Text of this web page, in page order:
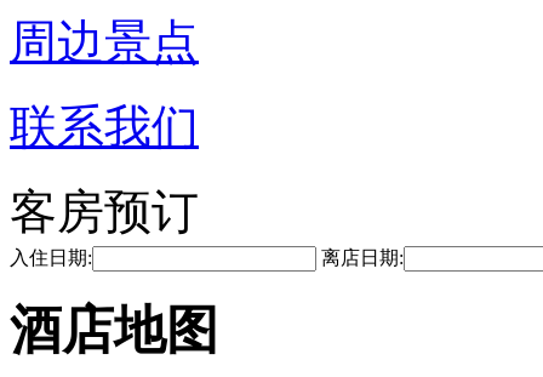
周边景点
联系我们
客房预订
入住日期: 离店日期:
酒店地图